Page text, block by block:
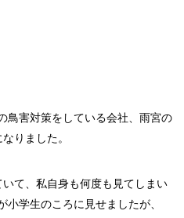
鳥害対策をしている会社、雨宮の
りました。
て、私自身も何度も見てしまい
小学生のころに見せましたが、